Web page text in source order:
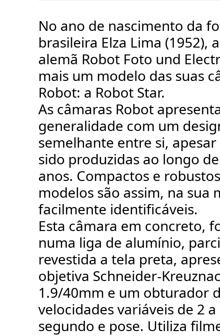
No ano de nascimento da
brasileira Elza Lima (1952),
alemã Robot Foto und
mais um modelo das suas
Robot: a Robot Star.
As câmaras Robot
generalidade com um
semelhante entre si,
sido produzidas ao longo
anos. Compactos e
modelos são assim, na sua
facilmente identificáveis.
Esta câmara em concreto,
numa liga de alumínio,
revestida a tela preta,
objetiva Schneider-
1.9/40mm e um obturador
velocidades variáveis de 2
segundo e pose. Utiliza